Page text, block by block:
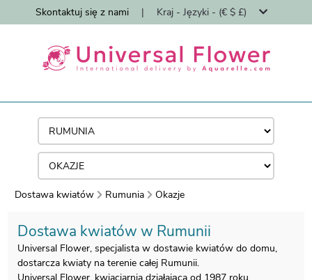
Skontaktuj się z nami | Kraj - Języki - (€ $ £)
Dostawa kwiatów Rumunia Okazje
Dostawa kwiatów w Rumunii
Universal Flower, specjalista w dostawie kwiatów do domu,
dostarcza kwiaty na terenie całej Rumunii.